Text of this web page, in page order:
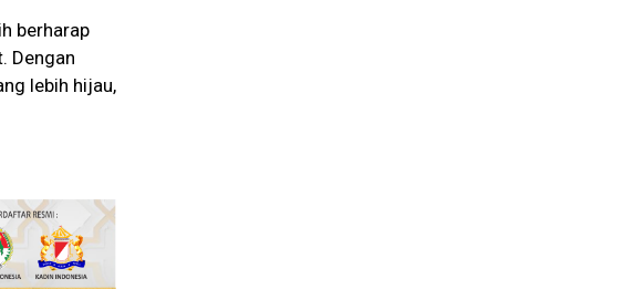
berharap
Dengan
lebih hijau,